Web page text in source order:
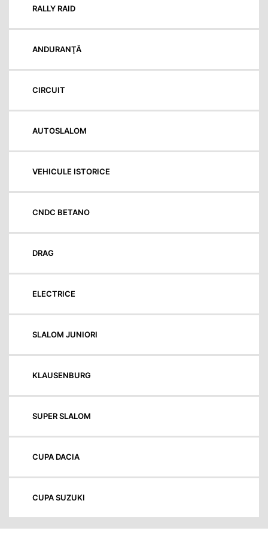
RALLY RAID
ANDURANŢĂ
CIRCUIT
AUTOSLALOM
VEHICULE ISTORICE
CNDC BETANO
DRAG
ELECTRICE
SLALOM JUNIORI
KLAUSENBURG
SUPER SLALOM
CUPA DACIA
CUPA SUZUKI